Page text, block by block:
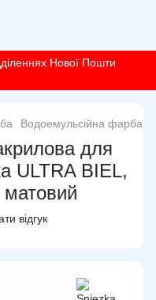
Нової Пошти
Водоемульсійна фарба
для
ULTRA BIEL,
матовий
відгук